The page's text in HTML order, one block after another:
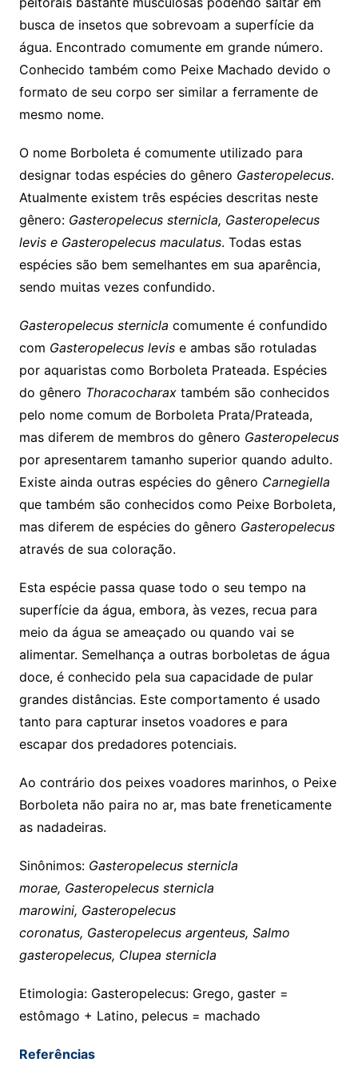
busca de insetos que sobrevoam a superfície da
água. Encontrado comumente em grande número.
Conhecido também como Peixe Machado devido o
formato de seu corpo ser similar a ferramente de
mesmo nome.
O nome Borboleta é comumente utilizado para
designar todas espécies do gênero Gasteropelecus.
Atualmente existem três espécies descritas neste
gênero: Gasteropelecus sternicla, Gasteropelecus
levis e Gasteropelecus maculatus. Todas estas
espécies são bem semelhantes em sua aparência,
sendo muitas vezes confundido.
Gasteropelecus sternicla comumente é confundido
com Gasteropelecus levise ambas são rotuladas
por aquaristas como Borboleta Prateada. Espécies
do gênero Thoracocharaxtambém são conhecidos
pelo nome comum de Borboleta Prata/Prateada,
mas diferem de membros do gênero Gasteropelecus
por apresentarem tamanho superior quando adulto.
Existe ainda outras espécies do gênero Carnegiella
que também são conhecidos como Peixe Borboleta,
mas diferem de espécies do gênero Gasteropelecus
através de sua coloração.
Esta espécie passa quase todo o seu tempo na
superfície da água, embora, às vezes, recua para
meio da água se ameaçado ou quando vai se
alimentar. Semelhança a outras borboletas de água
doce, é conhecido pela sua capacidade de pular
grandes distâncias. Este comportamento é usado
tanto para capturar insetos voadores e para
escapar dos predadores potenciais.
Ao contrário dos peixes voadores marinhos, o Peixe
Borboleta não paira no ar, mas bate freneticamente
as nadadeiras.
Sinônimos:Gasteropelecus sternicla
morae, Gasteropelecus sternicla
marowini, Gasteropelecus
coronatus, Gasteropelecus argenteus, Salmo
gasteropelecus, Clupea sternicla
Etimologia: Gasteropelecus: Grego, gaster =
estômago + Latino, pelecus = machado
Referências